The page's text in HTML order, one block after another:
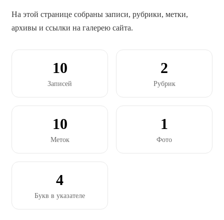
На этой странице собраны записи, рубрики, метки,
архивы и ссылки на галерею сайта.
10
Записей
2
Рубрик
10
Меток
1
Фото
4
Букв в указателе